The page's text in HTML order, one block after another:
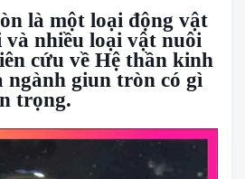
là một loại động vật
nhiều loại vật nuôi
cứu về Hệ thần kinh
ngành giun tròn có gì
trọng.